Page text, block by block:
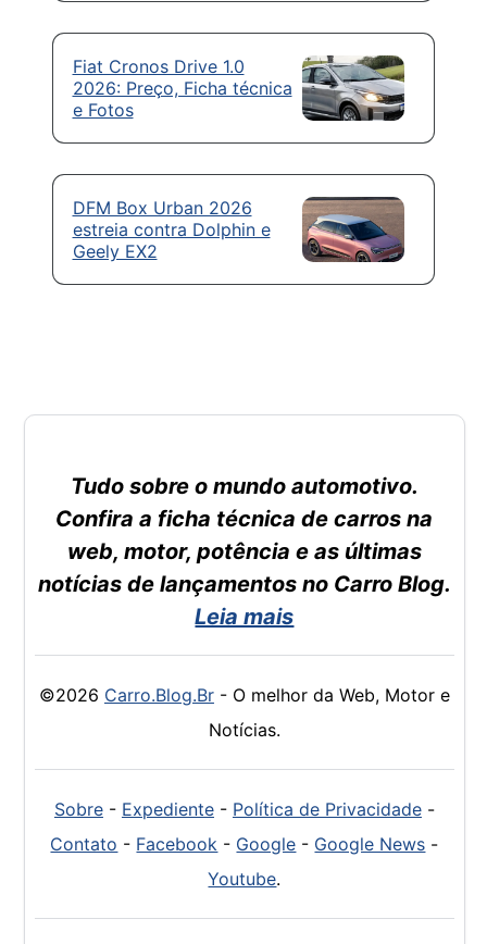
Fiat Cronos Drive 1.0
2026: Preço, Ficha técnica
e Fotos
DFM Box Urban 2026
estreia contra Dolphin e
Geely EX2
Tudo sobre o mundo automotivo.
Confira a ficha técnica de carros na
web, motor, potência e as últimas
notícias de lançamentos no Carro Blog.
Leia mais
©2026 Carro.Blog.Br- O melhor da Web, Motor e
Notícias.
Sobre- Expediente- Política de Privacidade-
Contato - Facebook - Google - Google News -
Youtube.